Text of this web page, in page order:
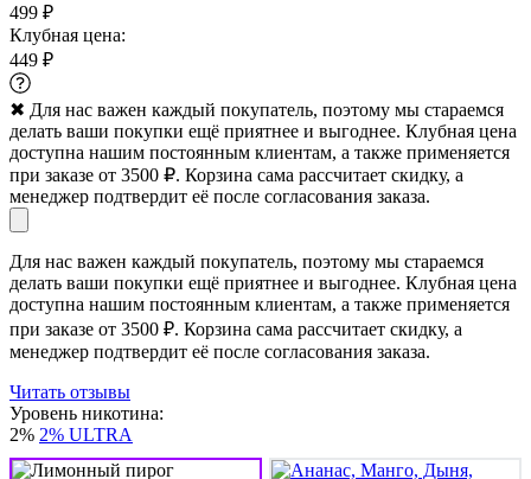
499 ₽
Клубная цена:
449 ₽
✖ Для нас важен каждый покупатель, поэтому мы стараемся
делать ваши покупки ещё приятнее и выгоднее. Клубная цена
доступна нашим постоянным клиентам, а также применяется
при заказе от 3500 ₽. Корзина сама рассчитает скидку, а
менеджер подтвердит её после согласования заказа.
Для нас важен каждый покупатель, поэтому мы стараемся
делать ваши покупки ещё приятнее и выгоднее. Клубная цена
доступна нашим постоянным клиентам, а также применяется
при заказе от 3500 ₽. Корзина сама рассчитает скидку, а
менеджер подтвердит её после согласования заказа.
Читать отзывы
Уровень никотина:
2% 2% ULTRA